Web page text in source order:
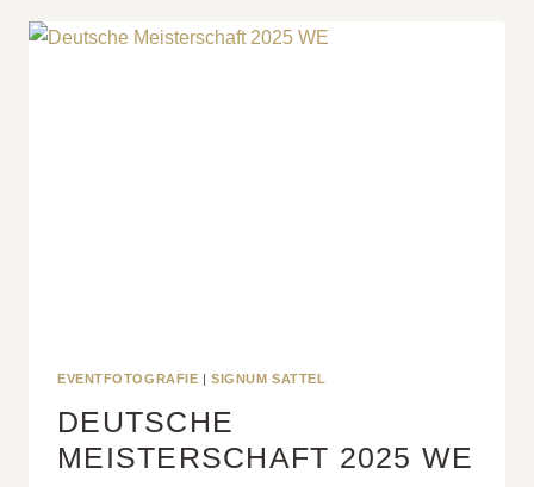
EVENTFOTOGRAFIE |SIGNUM SATTEL
DEUTSCHE
MEISTERSCHAFT 2025 WE